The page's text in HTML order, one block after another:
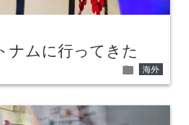
ナムに行ってきた
folder 海外